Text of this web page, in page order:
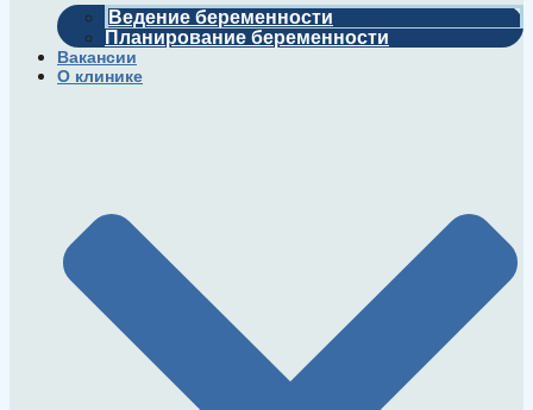
Ведение беременности
Планирование беременности
Вакансии
О клинике